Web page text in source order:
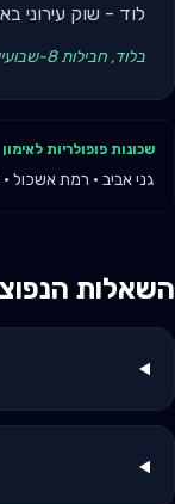
לוד - שוק עירוני
בלוד, חבילות 8-שבועיים ל"חיטוב מואץ" עובדות הכי טוב. מאמן עם תיעוד לפני/אחרי חזותי + עדויות - קונברסיה גבוהה.
שכונות פופולריות לאימון
גני אביב · רמת אשכול ·
השאלות